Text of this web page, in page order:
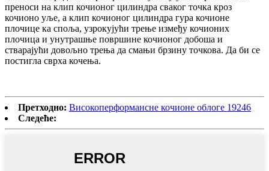
преноси на клип кочионог цилиндра сваког точка кроз
кочионо уље, а клип кочионог цилиндра гура кочионе
плочице ка споља, узрокујући трење између кочионих
плочица и унутрашње површине кочионог добоша и
стварајући довољно трења да смањи брзину точкова. Да би се
постигла сврха кочења.
Претходно: Високоперформансне кочионе облоге 19246
Следеће: